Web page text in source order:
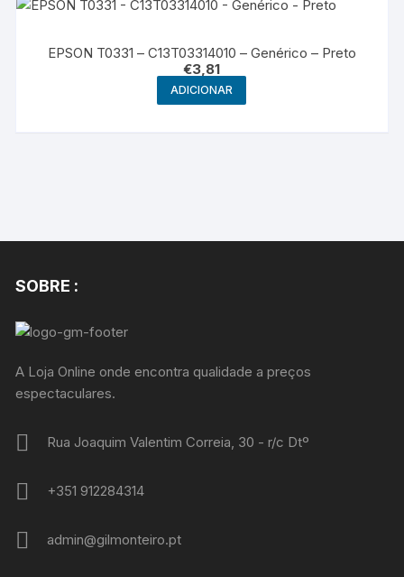
EPSON T0331 – C13T03314010 – Genérico – Preto
€3,81
ADICIONAR
SOBRE :
A Loja Online onde encontra qualidade a preços
espectaculares.
Rua Joaquim Valentim Correia, 30 - r/c Dtº
+351 912284314
admin@gilmonteiro.pt